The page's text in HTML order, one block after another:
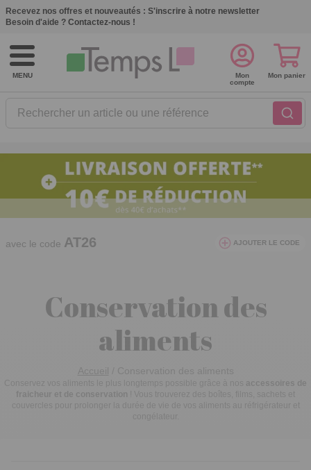
Recevez nos offres et nouveautés : S'inscrire à notre newsletter
Besoin d'aide ? Contactez-nous !
MENU
Rechercher un article ou une référence
Mon
compte
Mon panier
10€ de réduction dès 40€ d'achat. Offre
valable du 03/08/2026 au 12/08/2026.
avec le code AT26 AJOUTER LE CODE
Conservation des
aliments
Accueil Conservation des aliments
Conservez vos aliments le plus longtemps possible grâce à nos accessoires de
fraicheur et de conservation
couvercles pour prolonger la durée de vie de vos aliments au réfrigérateur et